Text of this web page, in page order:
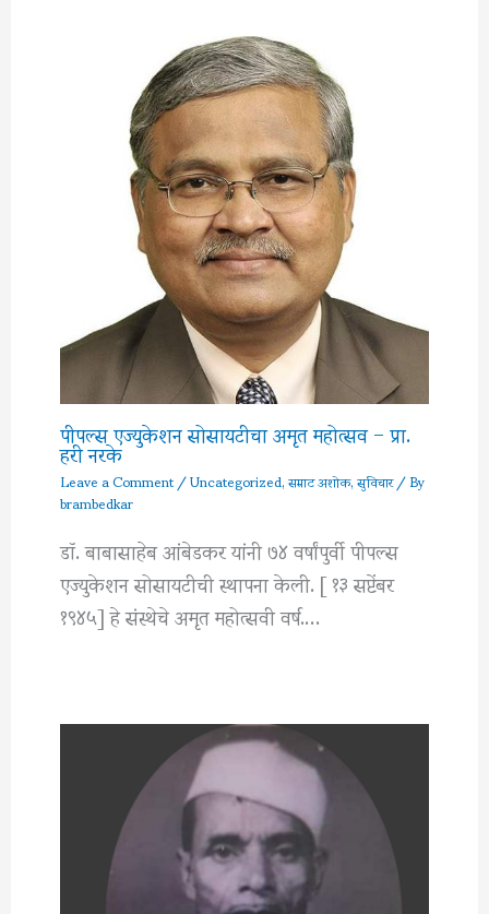
पीपल्स एज्युकेशन सोसायटीचा अमृत महोत्सव – प्रा.
हरी नरके
Leave a Comment/Uncategorized,सम्राट अशोक,सुविचार/ By
brambedkar
डॉ. बाबासाहेब आंबेडकर यांनी ७४ वर्षांपुर्वी पीपल्स
एज्युकेशन सोसायटीची स्थापना केली. [ १३ सप्टेंबर
१९४५] हे संस्थेचे अमृत महोत्सवी वर्ष.…